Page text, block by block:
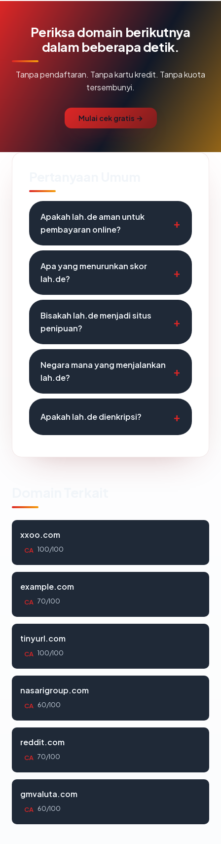
Periksa domain berikutnya
dalam beberapa detik.
Tanpa pendaftaran. Tanpa kartu kredit. Tanpa kuota
tersembunyi.
Mulai cek gratis →
Apakah lah.de aman untuk
pembayaran online?
Apa yang menurunkan skor
lah.de?
Bisakah lah.de menjadi situs
penipuan?
Negara mana yang menjalankan
lah.de?
Apakah lah.de dienkripsi?
xxoo.com
CA 100/100
example.com
CA 70/100
tinyurl.com
CA 100/100
nasarigroup.com
CA 60/100
reddit.com
CA 70/100
gmvaluta.com
CA 60/100